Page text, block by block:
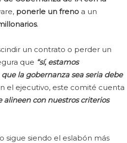
ponerle un freno a un
.
un contrato o perder un
que “sí, estamos
la gobernanza sea seria debe
el ejecutivo, este comité cuenta
alineen con nuestros criterios
sigue siendo el eslabón más